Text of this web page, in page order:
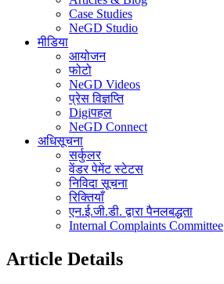
Case Studies
NeGD Studio
मीडिया
आयोजन
फोटो
NeGD Videos
प्रेस विज्ञप्ति
Digiपहल
NeGD Connect
अधिसूचना
सर्कुलर
वेंडर पेमेंट स्टेटस
निविदा सूचना
रिक्तियाँ
एन.ई.जी.डी. द्वारा पैनलबद्धता
Internal Complaints Committee
Article Details